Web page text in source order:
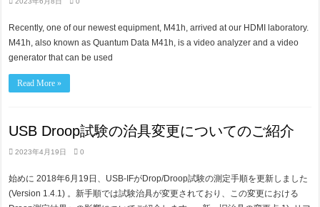
Recently, one of our newest equipment, M41h, arrived at our HDMI laboratory.
M41h, also known as Quantum Data M41h, is a video analyzer and a video
generator that can be used
Read More »
USB Droop試験の治具変更についてのご紹介
2023年4月19日 0
始めに 2018年6月19日、USB-IFがDrop/Droop試験の測定手順を更新しました
(Version 1.4.1) 。新手順では試験治具が変更されており、この変更における